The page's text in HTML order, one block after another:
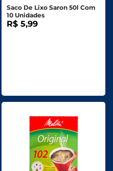
Saco De Lixo Saron 50l Com
10 Unidades
R$ 5,99